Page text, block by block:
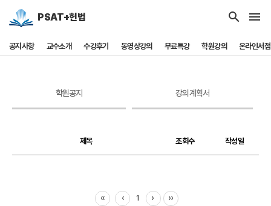
PSAT+헌법 search menu
공지사항 교수소개 수강후기 동영상강의 무료특강 학원강의 온라인서점
학원공지 강의계획서
제목 조회수 작성일
‹‹ ‹ 1 › ››